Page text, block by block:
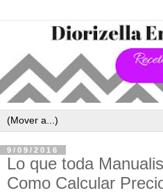
9/09/2016
Lo que toda
Como Calcular